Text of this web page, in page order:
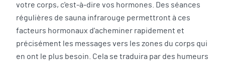
votre corps, c'est-à-dire vos hormones. Des séances
régulières de sauna infrarouge permettront à ces
facteurs hormonaux d'acheminer rapidement et
précisément les messages vers les zones du corps qui
en ont le plus besoin. Cela se traduira par des humeurs